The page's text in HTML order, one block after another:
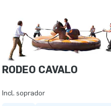
RODEO CAVALO
Incl. soprador